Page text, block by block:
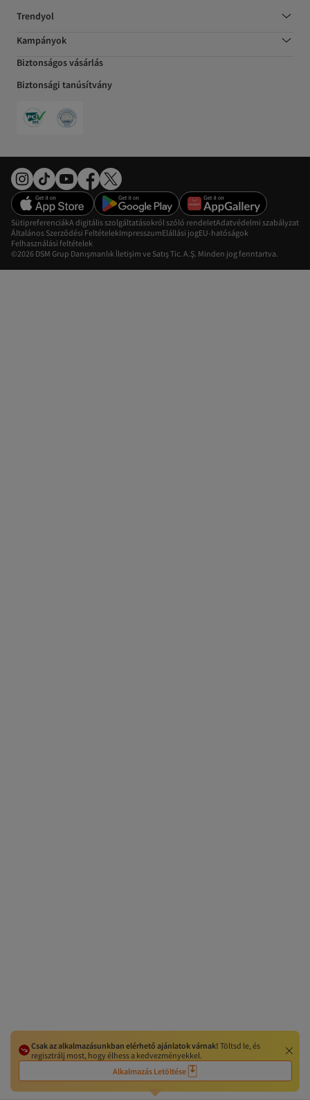
Csak az alkalmazásunkban elérhető ajánlatok várnak! Töltsd le, és
regisztrálj most, hogy élhess a kedvezményekkel.
Alkalmazás Letöltése
Trendyol
Kampányok
Biztonságos vásárlás
Biztonsági tanúsítvány
©2026 DSM Grup Danışmanlık İletişim ve Satış Tic. A.Ş. Minden jog fenntartva.
SütipreferenciákA digitális szolgáltatásokról szóló rendeletAdatvédelmi szabályzat
Általános Szerződési FeltételekImpresszumElállási jogEU-hatóságok
Felhasználási feltételek